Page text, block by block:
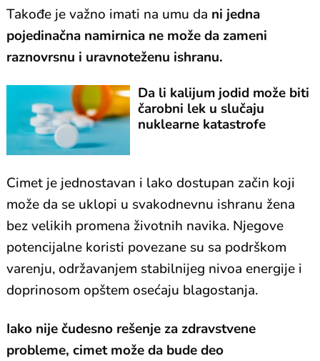
Takođe je važno imati na umu da ni jedna
pojedinačna namirnica ne može da zameni
raznovrsnu i uravnoteženu ishranu.
Da li kalijum jodid može biti
čarobni lek u slučaju
nuklearne katastrofe
Cimet je jednostavan i lako dostupan začin koji
može da se uklopi u svakodnevnu ishranu žena
bez velikih promena životnih navika. Njegove
potencijalne koristi povezane su sa podrškom
varenju, održavanjem stabilnijeg nivoa energije i
doprinosom opštem osećaju blagostanja.
Iako nije čudesno rešenje za zdravstvene
probleme, cimet može da bude deo